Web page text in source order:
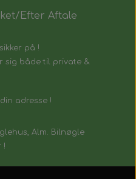
Efter Aftale
på !
sig både til private &
adresse !
Alm. Bilnøgle
!